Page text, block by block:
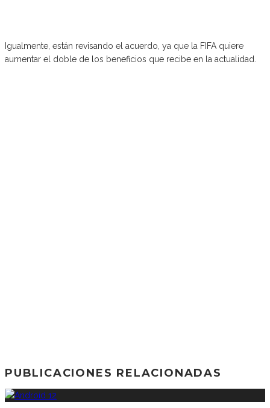
Igualmente, están revisando el acuerdo, ya que la FIFA quiere
aumentar el doble de los beneficios que recibe en la actualidad.
PUBLICACIONES RELACIONADAS